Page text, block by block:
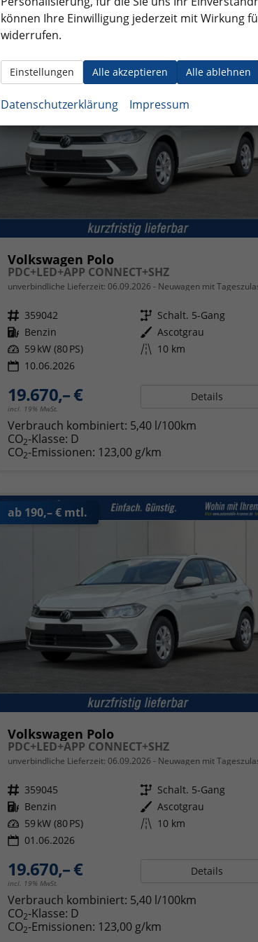
ab 190,– € mtl.
Volkswagen Polo
PDC+LED+APP CONNECT+SHZ
unverbindliche Lieferzeit: 06.09.2026 Neuwagen mit
Fahrzeugnr. 359042 Getriebe Schalt. 5-Gang
Kraftstoff Benzin Außenfarbe Ascotgrau
Leistung 59 kW (80 PS) Kilometerstand 10 km
10.06.2026
19.670,– €
incl. 19% MwSt.
Details
Verbrauch kombiniert: 5,40 l/100km
CO2-Klasse: D
CO2-Emissionen: 123,00 g/km
ab 190,– € mtl.
Volkswagen Polo
PDC+LED+APP CONNECT+SHZ
unverbindliche Lieferzeit: 06.09.2026 Neuwagen mit
Fahrzeugnr. 359045 Getriebe Schalt. 5-Gang
Kraftstoff Benzin Außenfarbe Ascotgrau
Leistung 59 kW (80 PS) Kilometerstand 10 km
01.06.2026
19.670,– €
incl. 19% MwSt.
Details
Verbrauch kombiniert: 5,40 l/100km
CO2-Klasse: D
CO2-Emissionen: 123,00 g/km
können Ihre Einwilligung jederzeit mit Wirkung
widerrufen.
Alle akzeptieren Alle ablehnen
Einstellungen
Datenschutzerklärung Impressum